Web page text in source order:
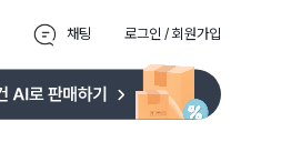
채팅 로그인 / 회원가입